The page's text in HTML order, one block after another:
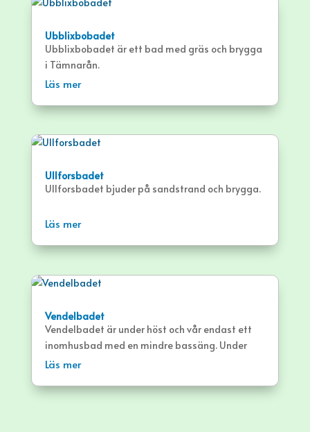
Ubblixbobadet
Ubblixbobadet är ett bad med gräs och brygga
i Tämnarån.
Läs mer
Ullforsbadet
Ullforsbadet bjuder på sandstrand och brygga.
Läs mer
Vendelbadet
Vendelbadet är under höst och vår endast ett
inomhusbad med en mindre bassäng. Under
sommaren öppnar badet sitt utomhusbad med
Örbyhus.
Läs mer